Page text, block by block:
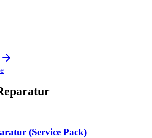
(Service Pack)